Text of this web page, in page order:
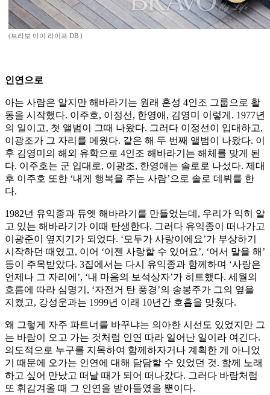
(브라보 마이 라이프 DB )
인연으로
아는 사람은 알지만 해바라기는 원래 혼성 4인조 그룹으로 활
동을 시작했다. 이주호, 이정선, 한영애, 김영미 이렇게. 1977년
의 일이고, 첫 앨범이 그때 나왔다. 그러다 이정선이 입대하고,
이광조가 그 자리를 메웠다. 같은 해 두 번째 앨범이 나왔다. 이
후 김영미의 해외 유학으로 4인조 해바라기는 해체를 맞게 된
다. 이주호는 군 입대로, 이광조, 한영애는 솔로로 나섰다. 제대
후 이주호 또한 ‘내게 행복을 주는 사람’으로 솔로 데뷔를 한
다.
1982년 유익종과 듀엣 해바라기를 만들었는데, 우리가 익히 알
고 있는 해바라기가 이때 탄생한다. 그러다 유익종이 떠나가고
이광준이 옆지기가 되었다. ‘모두가 사랑이에요’가 부상하기
시작하던 때였고, 이어 ‘이젠 사랑할 수 있어요’, ‘어서 말을 해’
등이 주목받았다. 3집에서는 다시 유익종과 함께하며 ‘사랑은
언제나 그 자리에’, ‘내 마음의 보석상자’가 히트했다. 세월의
흐름에 따라 심명기, ‘자전거 탄 풍경’의 송봉주가 그의 옆을
지켰고, 강성운과는 1999년 이래 10년간 호흡을 맞췄다.
왜 그렇게 자주 파트너를 바꾸냐는 의아한 시선도 있었지만 그
는 바람이 오고 가는 것처럼 인연 따라 일어난 일이라 여긴다.
의도적으로 누구를 지목하여 함께하자거나 계획한 게 아니었
기 때문에 오가는 인연에 대해 담담할 수 있었던 것. 함께 노래
하고 싶어 만났고 떠날 때가 되어 떠나갔다. 그러다 바람처럼
또 휘감겨올 때 그 인연을 받아들였을 뿐이다.